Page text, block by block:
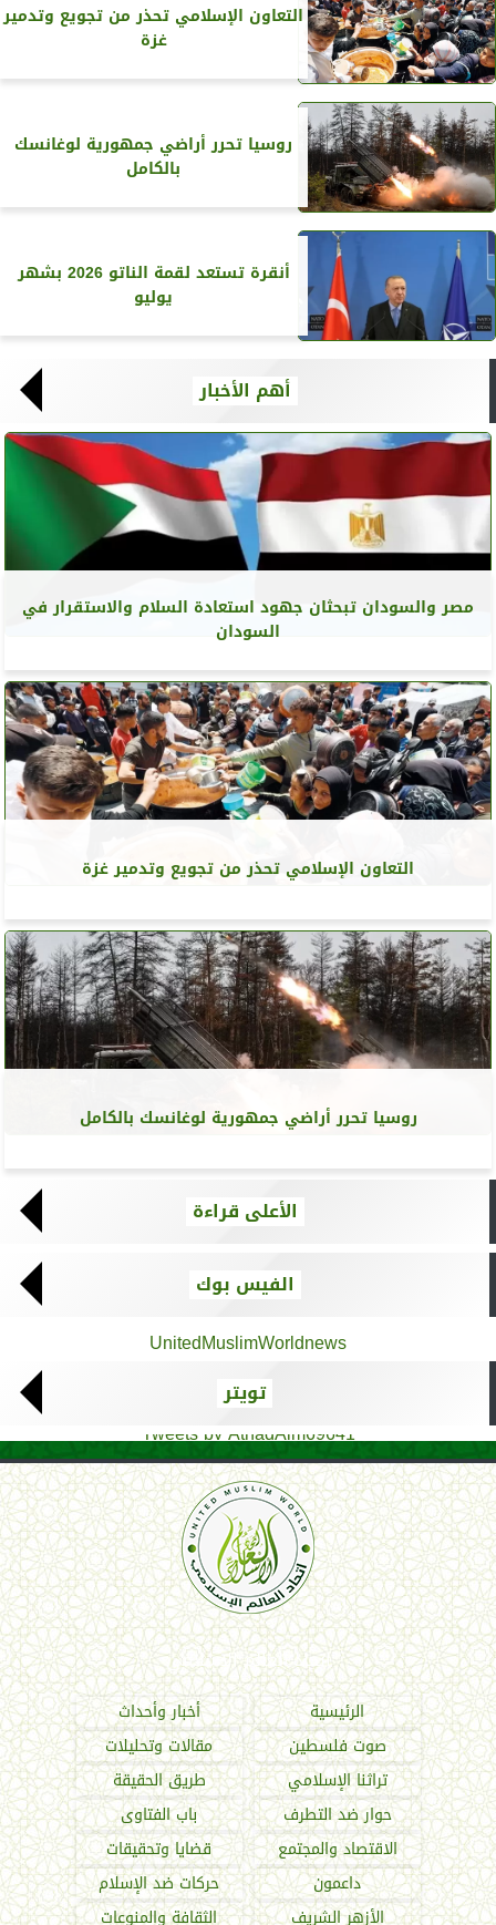
التعاون الإسلامي تحذر من تجويع وتدمير
غزة
روسيا تحرر أراضي جمهورية لوغانسك
بالكامل
أنقرة تستعد لقمة الناتو 2026 بشهر
يوليو
أهم الأخبار
مصر والسودان تبحثان جهود استعادة السلام والاستقرار في
السودان
التعاون الإسلامي تحذر من تجويع وتدمير غزة
روسيا تحرر أراضي جمهورية لوغانسك بالكامل
الأعلى قراءة
الفيس بوك
UnitedMuslimWorldnews
تويتر
Tweets by AthadAlm69641
اتحاد العالم الإسلامي
الرئيسية
أخبار وأحداث
صوت فلسطين
مقالات وتحليلات
تراثنا الإسلامي
طريق الحقيقة
حوار ضد التطرف
باب الفتاوى
الاقتصاد والمجتمع
قضايا وتحقيقات
داعمون
حركات ضد الإسلام
الأزهر الشريف
الثقافة والمنوعات